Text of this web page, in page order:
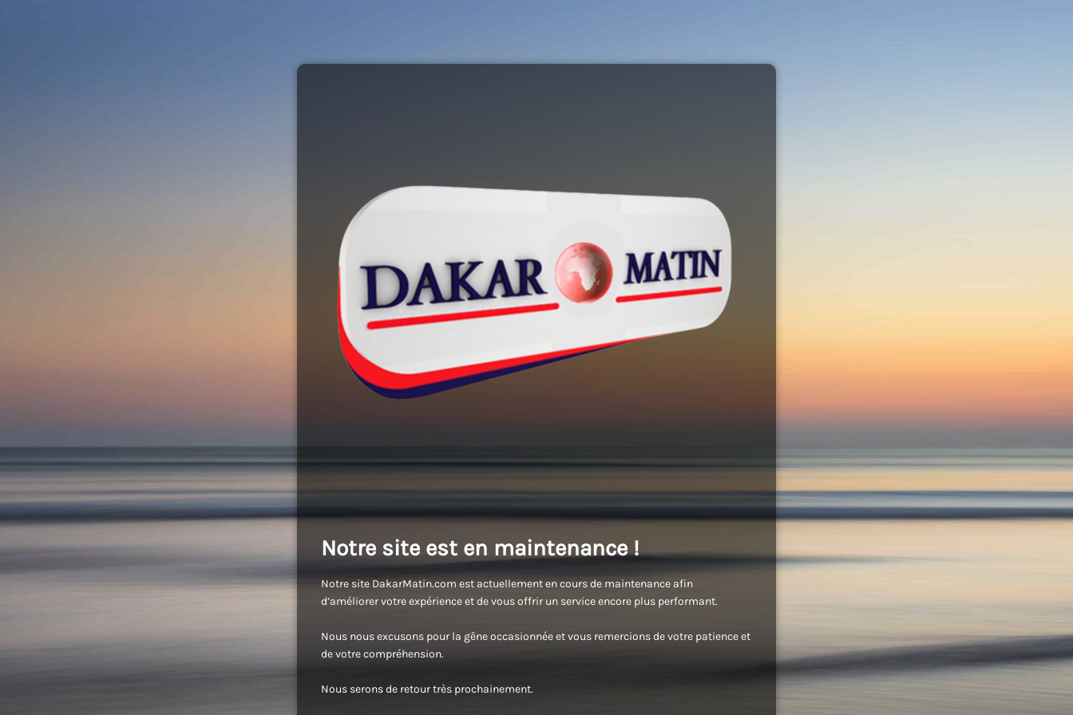
Notre site est en maintenance !
Notre site DakarMatin.com est actuellement en cours de maintenance afin
d’améliorer votre expérience et de vous offrir un service encore plus performant.
Nous nous excusons pour la gêne occasionnée et vous remercions de votre patience et
de votre compréhension.
Nous serons de retour très prochainement.